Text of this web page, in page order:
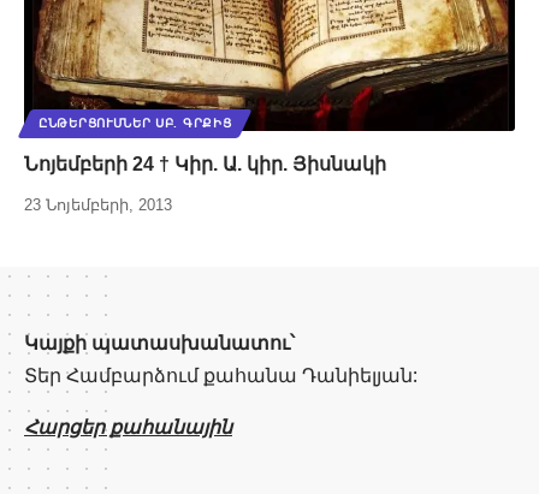
ԸՆԹԵՐՑՈՒՄՆԵՐ ՍԲ. ԳՐՔԻՑ
Նոյեմբերի 24 † Կիր. Ա. կիր. Յիսնակի
23 Նոյեմբերի, 2013
Կայքի պատասխանատու՝
Տեր Համբարձում քահանա Դանիելյան:
Հարցեր քահանային